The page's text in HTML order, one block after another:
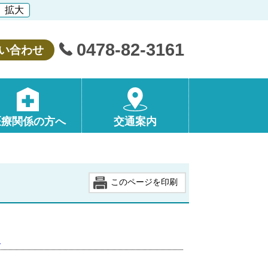
拡大
合わせ 0478-82-3161
療関係の方へ 交通案内
このページを印刷